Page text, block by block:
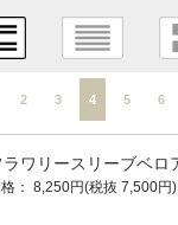
2 3 4 5 6
ラワリースリーブベロ
： 8,250円(税抜 7,500円)